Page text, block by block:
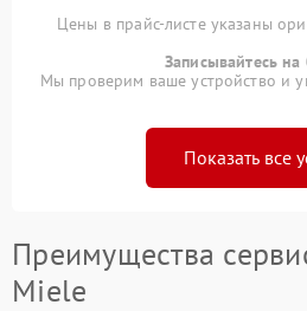
Цены в прайс-листе указаны
Записывайтесь на
Мы проверим ваше устройство и
Показать все
Преимущества
Miele